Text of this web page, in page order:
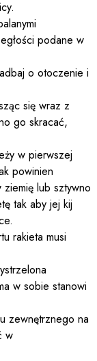
podane w
o otoczenie i
się wraz z
go skracać,
w pierwszej
powinien
lub sztywno
tak aby jej kij
rakieta musi
w sobie stanowi
zewnętrznego na
w